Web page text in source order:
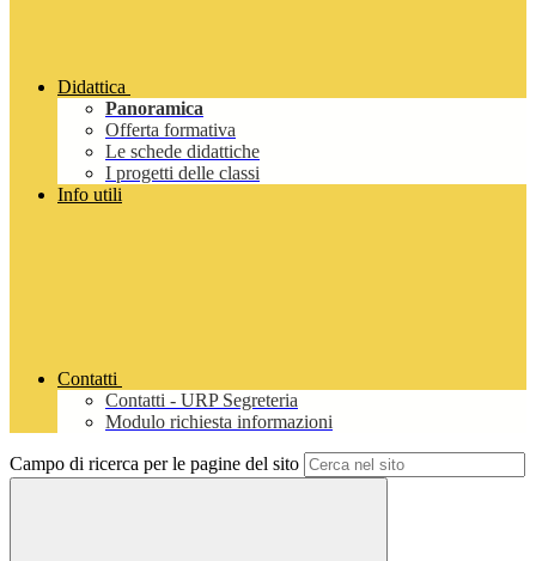
Didattica
Panoramica
Offerta formativa
Le schede didattiche
I progetti delle classi
Info utili
Contatti
Contatti - URP Segreteria
Modulo richiesta informazioni
Campo di ricerca per le pagine del sito